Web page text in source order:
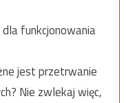
funkcjonowania
jest przetrwanie
Nie zwlekaj więc,